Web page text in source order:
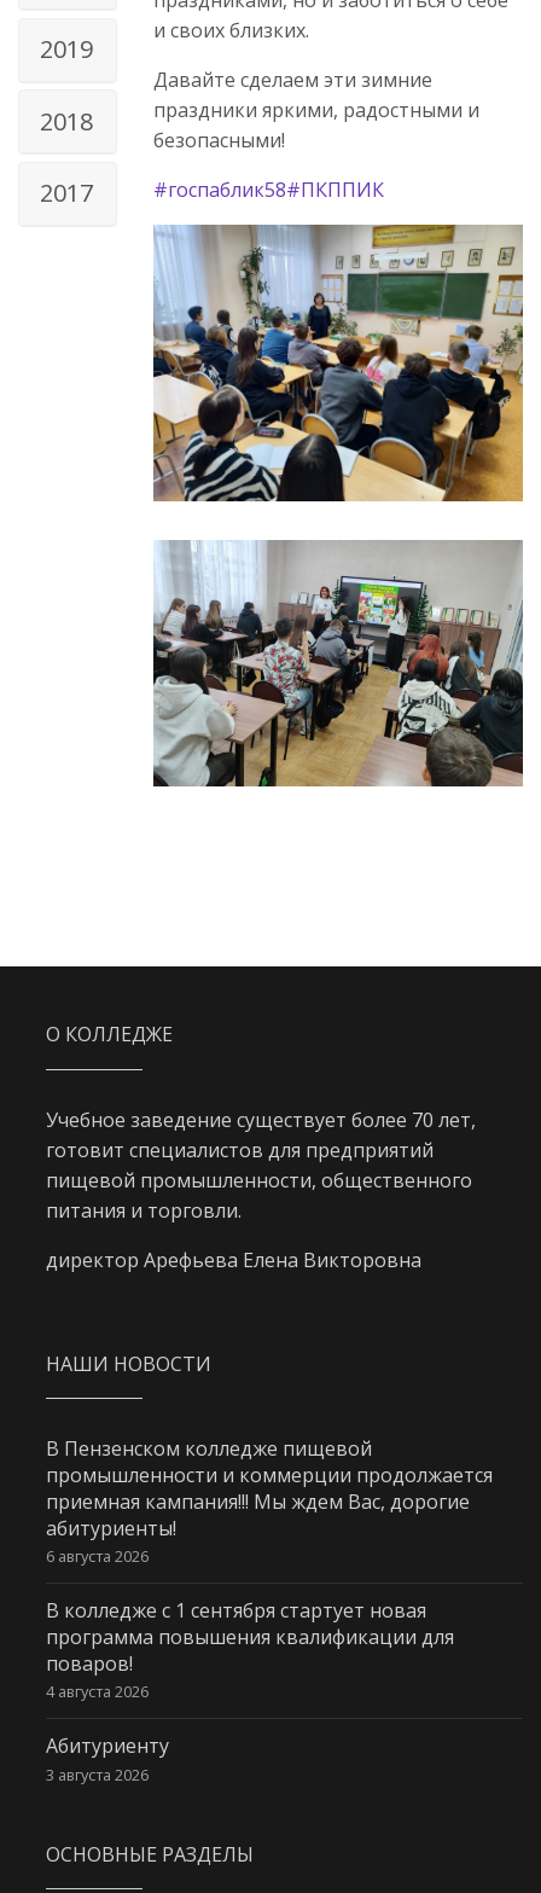
2019
2018
2017
и своих близких.
Давайте сделаем эти зимние
праздники яркими, радостными и
безопасными!
#госпаблик58#ПКППИК
О КОЛЛЕДЖЕ
Учебное заведение существует более 70 лет,
готовит специалистов для предприятий
пищевой промышленности, общественного
питания и торговли.
директор Арефьева Елена Викторовна
НАШИ НОВОСТИ
В Пензенском колледже пищевой
промышленности и коммерции продолжается
приемная кампания!!! Мы ждем Вас, дорогие
абитуриенты!
6 августа 2026
В колледже с 1 сентября стартует новая
программа повышения квалификации для
поваров!
4 августа 2026
Абитуриенту
3 августа 2026
ОСНОВНЫЕ РАЗДЕЛЫ